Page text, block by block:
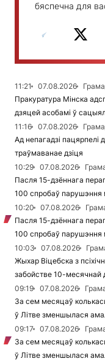
бяспечна для
11:21 07.08.2026
Пракуратура Мінска
дзяцей асобамі ў
11:16
07.08.2026
Ад непагадзі пацярпелі
траўмаванае дзіця
10:29
07.08.2026
Пасля 15-дзённага
100 спробаў парушэння
10:20
07.08.2026
Пасля 15-дзённага
100 спробаў парушэння
10:03
07.08.2026
Жыхар Віцебска з
забойстве 10-месячнай
09:19
07.08.2026
За сем месяцаў
ў Літве зменшылася
09:17
07.08.2026
За сем месяцаў
ў Літве зменшылася